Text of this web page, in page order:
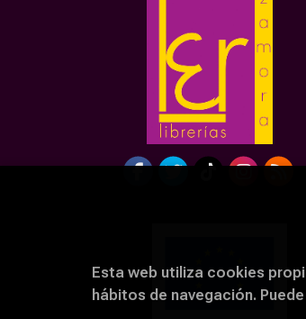
Esta web utiliza cookies
hábitos de navegación.